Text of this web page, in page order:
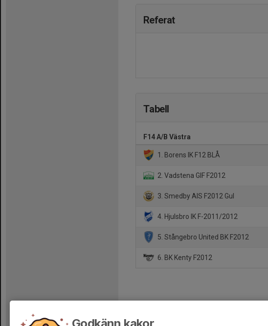
Referat
Tabell
F14 A/B Västra
1. Borens IK F12 BLÅ
2. Vadstena GIF F2012
3. Smedby AIS F2012 Gul
4. Hjulsbro IK F-2011/2012
5. Stångebro United BK F2012
6. BK Kenty F2012